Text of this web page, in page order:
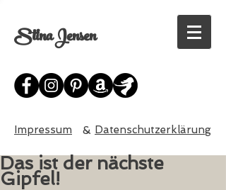
Stina Jensen
Impressum & Datenschutzerklärung
Das ist der nächste
Gipfel!